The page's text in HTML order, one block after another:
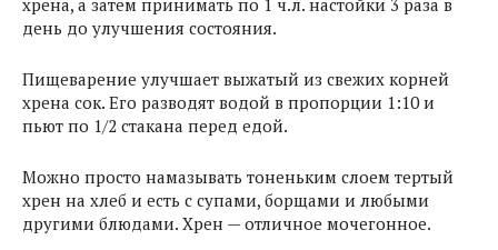
хрена, а затем принимать по 1 ч.л. настойки 3 раза в
день до улучшения состояния.
Пищеварение улучшает выжатый из свежих корней
хрена сок. Его разводят водой в пропорции 1:10 и
пьют по 1/2 стакана перед едой.
Можно просто намазывать тоненьким слоем тертый
хрен на хлеб и есть с супами, борщами и любыми
другими блюдами. Хрен — отличное мочегонное.